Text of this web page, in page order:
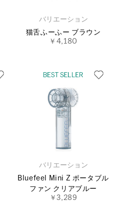
バリエーション
猫舌ふーふー ブラウン
￥4,180
バリエーション
Bluefeel Mini Z ポータブル
ファン クリアブルー
￥3,289